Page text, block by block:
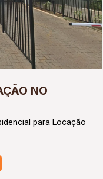
NO
para Locação